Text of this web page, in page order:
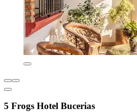
5 Frogs Hotel Bucerias